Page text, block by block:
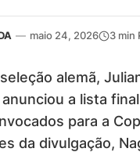
— maio 24, 2026 3 min
alemã,
a lista
para a
da divulgação,